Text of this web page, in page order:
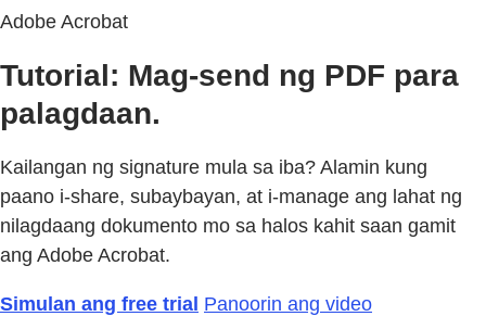
Adobe Acrobat
Tutorial: Mag-send ng PDF para
palagdaan.
Kailangan ng signature mula sa iba? Alamin kung
paano i-share, subaybayan, at i-manage ang lahat ng
nilagdaang dokumento mo sa halos kahit saan gamit
ang Adobe Acrobat.
Simulan ang free trial Panoorin ang video